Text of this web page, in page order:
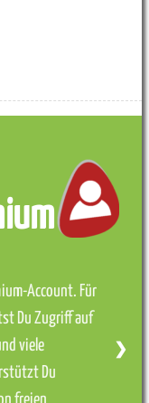
Account. Für
Du Zugriff auf
viele
Du
❯